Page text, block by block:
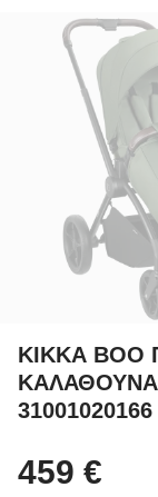
Coconut
ΚΙΚΚΑ ΒΟΟ
ΚΑΛΑΘΟΥΝΑ
31001020166
459 €